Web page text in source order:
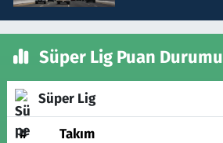
Süper Lig Puan Durumu
Süper Lig
# Takım